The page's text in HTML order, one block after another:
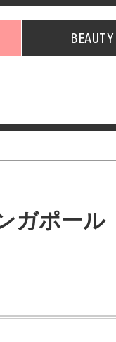
BEAUTY
ガポー